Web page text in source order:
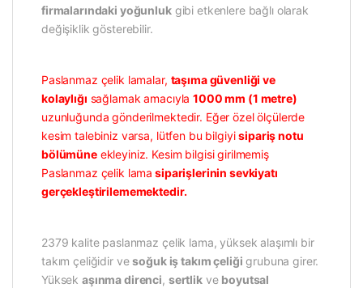
firmalarındaki yoğunlukgibi etkenlere bağlı olarak
değişiklik gösterebilir.
Paslanmaz çelik lamalar, taşıma güvenliği ve
kolaylığı sağlamak amacıyla1000 mm (1 metre)
uzunluğunda gönderilmektedir. Eğer özel ölçülerde
kesim talebiniz varsa, lütfen bu bilgiyisipariş notu
bölümüneekleyiniz. Kesim bilgisi girilmemiş
Paslanmaz çelik lama siparişlerinin sevkiyatı
gerçekleştirilememektedir.
2379 kalite paslanmaz çelik lama, yüksek alaşımlı bir
takım çeliğidir vesoğuk iş takım çeliği grubuna girer.
Yüksekaşınma direnci, sertlikve boyutsal